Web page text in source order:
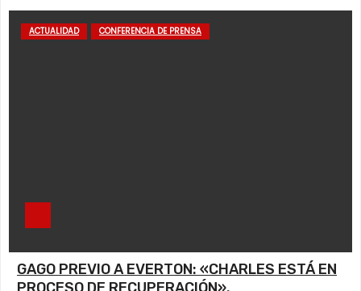
ACTUALIDAD CONFERENCIA DE PRENSA
GAGO PREVIO A EVERTON: «CHARLES ESTÁ EN